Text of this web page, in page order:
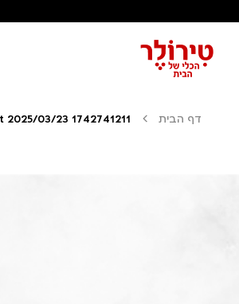
דף הבית 03/23 1742741211